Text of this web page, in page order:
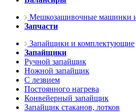
Мешкозашивочные машинки
Запчасти
Запайщики и комплектующие
Запайщики
Ручной запайщик
Ножной запайщик
С лезвием
Постоянного нагрева
Конвейерный запайщик
Запайщик стаканов, лотков